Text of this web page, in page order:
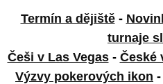
Termín a dějiště-
turnaje
Češi v Las Vegas- České
Výzvy pokerových ikon -